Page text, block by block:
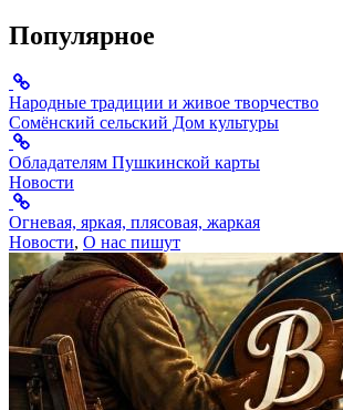
Популярное
Народные традиции и живое творчество
Сомёнский сельский Дом культуры
Обладателям Пушкинской карты
Новости
Огневая, яркая, плясовая, жаркая
Новости, О нас пишут